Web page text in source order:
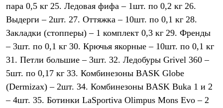
пара 0,5 кг 25. Ледовая фифа – 1шт. по 0,2 кг 26.
Выдерги – 2шт. 27. Оттяжка – 10шт. по 0,1 кг 28.
Закладки (стопперы) – 1 комплект 0,3 кг 29. Френды
– 3шт. по 0,1 кг 30. Крючья якорные – 10шт. по 0,1 кг
31. Петли большие – 3шт. 32. Ледобуры Grivel 360 –
5шт. по 0,17 кг 33. Комбинезоны BASK Globe
(Dermizax) – 2шт. 34. Комбинезоны BASK Buka 1 и 2
– 4шт. 35. Ботинки LaSportiva Olimpus Mons Evo – 2